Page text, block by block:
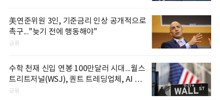
美연준위원 3인, 기준금리 인상 공개적으로
촉구..."늦기 전에 행동해야"
금융
수학 천재 신입 연봉 100만달러 시대...월스
트리트저널(WSJ), 퀀트 트레딩업체, AI 기
업들 인재 확보 경쟁
금융